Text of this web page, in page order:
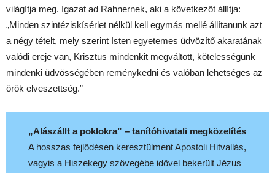
világítja meg. Igazat ad Rahnernek, aki a következőt állítja:
„Minden szintéziskísérlet nélkül kell egymás mellé állítanunk azt
a négy tételt, mely szerint Isten egyetemes üdvözítő akaratának
valódi ereje van, Krisztus mindenkit megváltott, kötelességünk
mindenki üdvösségében reménykedni és valóban lehetséges az
örök elveszettség.”
„Alászállt a poklokra” – tanítóhivatali megközelítés
A hosszas fejlődésen keresztülment Apostoli Hitvallás,
vagyis a Hiszekegy szövegébe idővel bekerült Jézus